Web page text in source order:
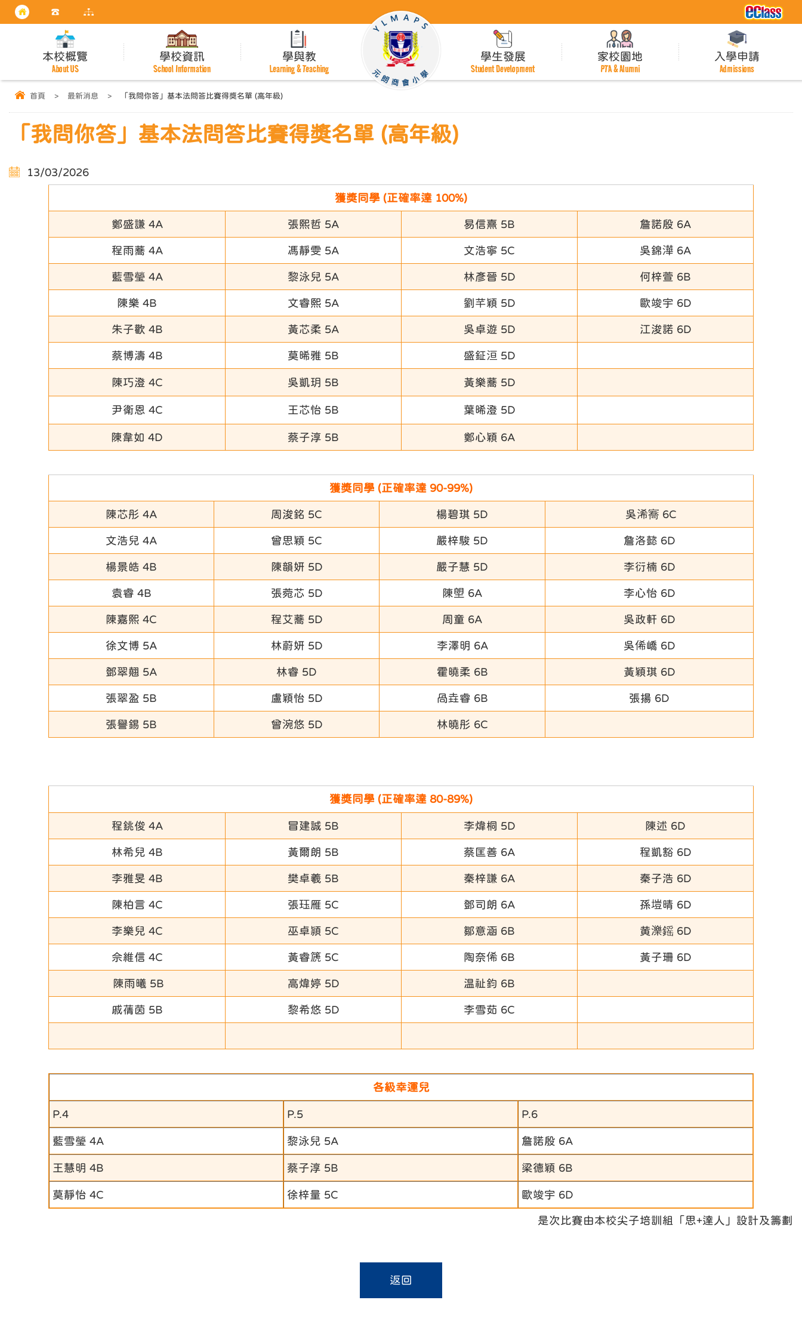
本校概覽
About US
學校資訊
School Information
學與教
Learning & Teaching
學生發展
Student Development
家校園地
PTA & Alumni
入學申請
Admissions
首頁 > 最新消息 > 「我問你答」基本法問答比賽得獎名單 (高年級)
「我問你答」基本法問答比賽得獎名單 (高年級)
13/03/2026
獲獎同學 (正確率達 100%)
鄭盛謙 4A 張熙哲 5A 易信熹 5B 詹諾殷 6A
程雨蕎 4A 馮靜雯 5A 文浩寧 5C 吳錦澕 6A
藍雪瑩 4A 黎泳兒 5A 林彥晉 5D 何梓萱 6B
陳樂 4B 文睿熙 5A 劉芊穎 5D 歐竣宇 6D
朱子歡 4B 黃芯柔 5A 吳卓遊 5D 江浚諾 6D
蔡博濤 4B 莫晞雅 5B 盛鉦洹 5D
陳巧澄 4C 吳凱玥 5B 黃樂蕎 5D
尹衛恩 4C 王芯怡 5B 葉晞澄 5D
陳韋如 4D 蔡子淳 5B 鄭心穎 6A
獲獎同學 (正確率達 90-99%)
陳芯彤 4A 周浚銘 5C 楊碧琪 5D 吳浠㝯 6C
文浩兒 4A 曾思穎 5C 嚴梓駿 5D 詹洛懿 6D
楊景皓 4B 陳韻妍 5D 嚴子慧 5D 李衍楠 6D
袁睿 4B 張菀芯 5D 陳塱 6A 李心怡 6D
陳嘉熙 4C 程艾蕎 5D 周童 6A 吳政軒 6D
徐文博 5A 林蔚妍 5D 李澤明 6A 吳俙嶠 6D
鄧翠翹 5A 林睿 5D 霍曉柔 6B 黃穎琪 6D
張翠盈 5B 盧穎怡 5D 咼垚睿 6B 張揚 6D
張譽錫 5B 曾涴悠 5D 林曉彤 6C
獲獎同學 (正確率達 80-89%)
程銚俊 4A 冒建誠 5B 李煒桐 5D 陳述 6D
林希兒 4B 黃爾朗 5B 蔡匡善 6A 程凱豁 6D
李雅旻 4B 樊卓羲 5B 秦梓謙 6A 秦子浩 6D
陳柏言 4C 張珏雁 5C 鄧司朗 6A 孫塏晴 6D
李樂兒 4C 巫卓頴 5C 鄒意涵 6B 黄濼鎐 6D
佘維信 4C 黃睿篪 5C 陶奈俙 6B 黃子珊 6D
陳雨曦 5B 高煒婷 5D 温祉鈞 6B
戚蒨茵 5B 黎希悠 5D 李雪茹 6C
各級幸運兒
P.4 P.5 P.6
藍雪瑩 4A 黎泳兒 5A 詹諾殷 6A
王慧明 4B 蔡子淳 5B 梁德穎 6B
莫靜怡 4C 徐梓量 5C 歐竣宇 6D
是次比賽由本校尖子培訓組「思+達人」設計及籌劃
返回